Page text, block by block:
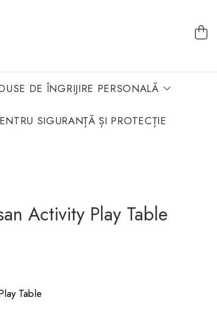
DE ÎNGRIJIRE PERSONALĂ
SIGURANȚĂ ȘI PROTECȚIE
Activity Play Table
Table